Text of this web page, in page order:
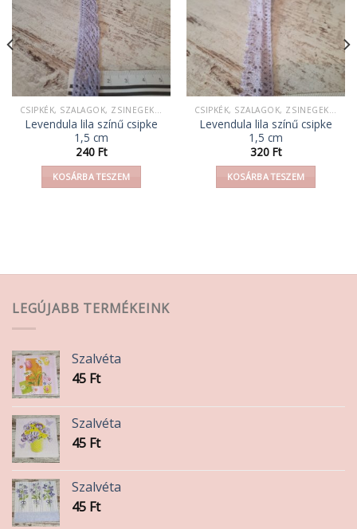
Levendula lila színű csipke
1,5 cm
240 Ft
KOSÁRBA TESZEM
Levendula lila színű csipke
1,5 cm
320 Ft
KOSÁRBA TESZEM
LEGÚJABB TERMÉKEINK
Szalvéta
45 Ft
Szalvéta
45 Ft
Szalvéta
45 Ft